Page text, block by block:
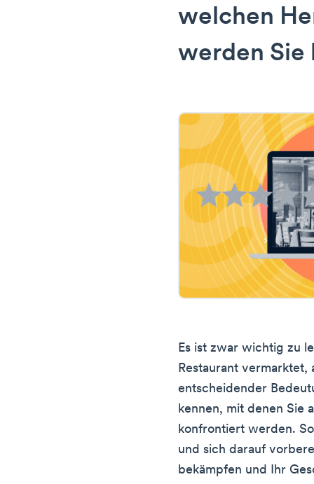
welchen
werden
Es ist zwar wichtig zu
Restaurant vermarktet,
entscheidender
kennen, mit denen Sie
konfrontiert werden.
und sich darauf
bekämpfen und Ihr